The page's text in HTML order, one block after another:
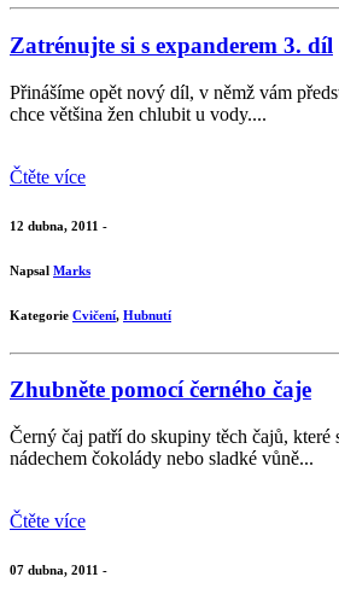
Zatrénujte si s expanderem 3. díl
Přinášíme opět nový díl, v němž vám
chce většina žen chlubit u vody....
Čtěte více
12 dubna, 2011 -
Napsal Marks
Kategorie Cvičení, Hubnutí
Zhubněte pomocí černého čaje
Černý čaj patří do skupiny těch čajů,
nádechem čokolády nebo sladké vůně...
Čtěte více
07 dubna, 2011 -